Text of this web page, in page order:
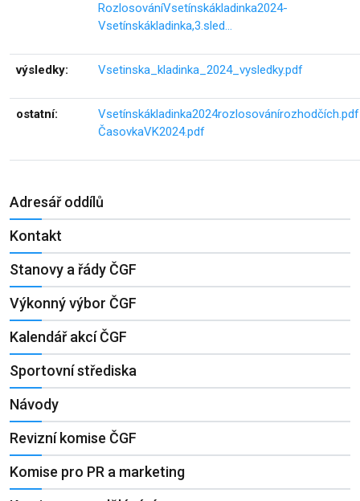
RozlosováníVsetínskákladinka2024-
Vsetínskákladinka,3.sled…
výsledky: Vsetinska_kladinka_2024_vysledky.pdf
ostatní:
Vsetínskákladinka2024rozlosovánírozhodčích.pdf
ČasovkaVK2024.pdf
Adresář oddílů
Kontakt
Stanovy a řády ČGF
Výkonný výbor ČGF
Kalendář akcí ČGF
Sportovní střediska
Návody
Revizní komise ČGF
Komise pro PR a marketing